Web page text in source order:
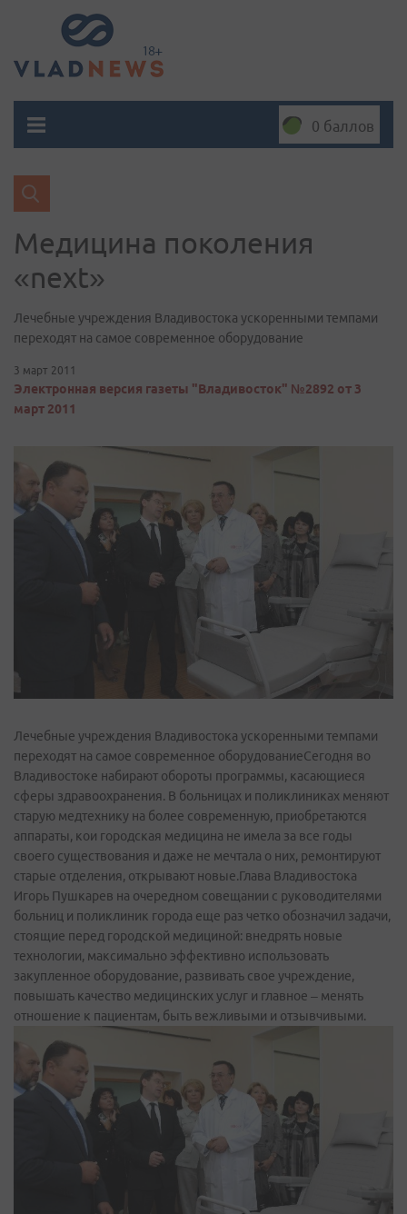
0 баллов
Медицина поколения
«next»
Лечебные учреждения Владивостока ускоренными темпами
переходят на самое современное оборудование
3 март 2011
Электронная версия газеты "Владивосток" №2892 от 3
март 2011
Лечебные учреждения Владивостока ускоренными темпами
переходят на самое современное оборудованиеСегодня во
Владивостоке набирают обороты программы, касающиеся
сферы здравоохранения. В больницах и поликлиниках меняют
старую медтехнику на более современную, приобретаются
аппараты, кои городская медицина не имела за все годы
своего существования и даже не мечтала о них, ремонтируют
старые отделения, открывают новые.Глава Владивостока
Игорь Пушкарев на очередном совещании с руководителями
больниц и поликлиник города еще раз четко обозначил задачи,
стоящие перед городской медициной: внедрять новые
технологии, максимально эффективно использовать
закупленное оборудование, развивать свое учреждение,
повышать качество медицинских услуг и главное – менять
отношение к пациентам, быть вежливыми и отзывчивыми.